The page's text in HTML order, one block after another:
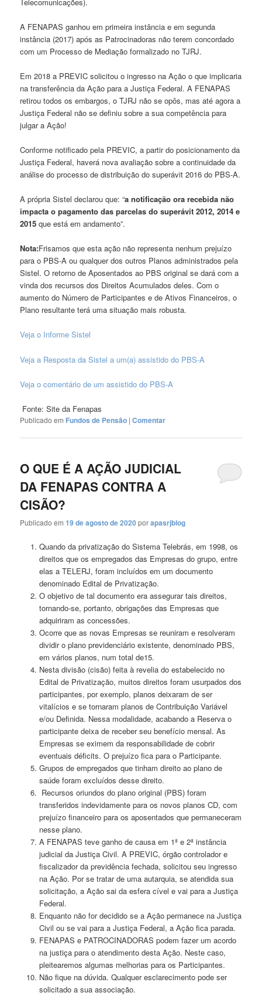
A FENAPAS ganhou em primeira instância e em segunda
instância (2017) após as Patrocinadoras não terem concordado
com um Processo de Mediação formalizado no TJRJ.
Em 2018 a PREVIC solicitou o ingresso na Ação o que implicaria
na transferência da Ação para a Justiça Federal. A FENAPAS
retirou todos os embargos, o TJRJ não se opôs, mas até agora a
Justiça Federal não se definiu sobre a sua competência para
julgar a Ação!
Conforme notificado pela PREVIC, a partir do posicionamento da
Justiça Federal, haverá nova avaliação sobre a continuidade da
análise do processo de distribuição do superávit 2016 do PBS-A.
A própria Sistel declarou que: “a notificação ora recebida não
impacta o pagamento das parcelas do superávit 2012, 2014 e
2015 que está em andamento”.
Nota:Frisamos que esta ação não representa nenhum prejuízo
para o PBS-A ou qualquer dos outros Planos administrados pela
Sistel. O retorno de Aposentados ao PBS original se dará com a
vinda dos recursos dos Direitos Acumulados deles. Com o
aumento do Número de Participantes e de Ativos Financeiros, o
Plano resultante terá uma situação mais robusta.
Veja o Informe Sistel
Veja a Resposta da Sistel a um(a) assistido do PBS-A
Veja o comentário de um assistido do PBS-A
Fonte: Site da Fenapas
Publicado em Fundos de Pensão |Comentar
O QUE É A AÇÃO JUDICIAL
DA FENAPAS CONTRA A
CISÃO?
Publicado em19 de agosto de 2020porapasrjblog
Quando da privatização do Sistema Telebrás, em 1998, os
direitos que os empregados das Empresas do grupo, entre
elas a TELERJ, foram incluídos em um documento
denominado Edital de Privatização.
O objetivo de tal documento era assegurar tais direitos,
tornando-se, portanto, obrigações das Empresas que
adquiriram as concessões.
Ocorre que as novas Empresas se reuniram e resolveram
dividir o plano previdenciário existente, denominado PBS,
em vários planos, num total de15.
Nesta divisão (cisão) feita à revelia do estabelecido no
Edital de Privatização, muitos direitos foram usurpados dos
participantes, por exemplo, planos deixaram de ser
vitalícios e se tornaram planos de Contribuição Variável
e/ou Definida. Nessa modalidade, acabando a Reserva o
participante deixa de receber seu benefício mensal. As
Empresas se eximem da responsabilidade de cobrir
eventuais déficits. O prejuízo fica para o Participante.
Grupos de empregados que tinham direito ao plano de
saúde foram excluídos desse direito.
Recursos oriundos do plano original (PBS) foram
transferidos indevidamente para os novos planos CD, com
prejuízo financeiro para os aposentados que permaneceram
nesse plano.
A FENAPAS teve ganho de causa em 1ª e 2ª instância
judicial da Justiça Civil. A PREVIC, órgão controlador e
fiscalizador da previdência fechada, solicitou seu ingresso
na Ação. Por se tratar de uma autarquia, se atendida sua
solicitação, a Ação sai da esfera cível e vai para a Justiça
Federal.
Enquanto não for decidido se a Ação permanece na Justiça
Civil ou se vai para a Justiça Federal, a Ação fica parada.
FENAPAS e PATROCINADORAS podem fazer um acordo
na justiça para o atendimento desta Ação. Neste caso,
pleitearemos algumas melhorias para os Participantes.
Não fique na dúvida. Qualquer esclarecimento pode ser
solicitado a sua associação.